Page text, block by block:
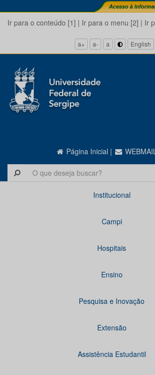
Ir para o conteúdo [1] | Ir para o menu [2] | Ir
a+ a- a English
Página Inicial |
Institucional
Campi
Hospitais
Ensino
Pesquisa e Inovação
Extensão
Assistência Estudantil